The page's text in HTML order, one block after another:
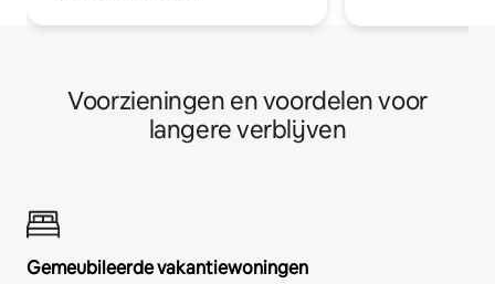
Voorzieningen en voordelen voor
langere verblijven
Gemeubileerde vakantiewoningen